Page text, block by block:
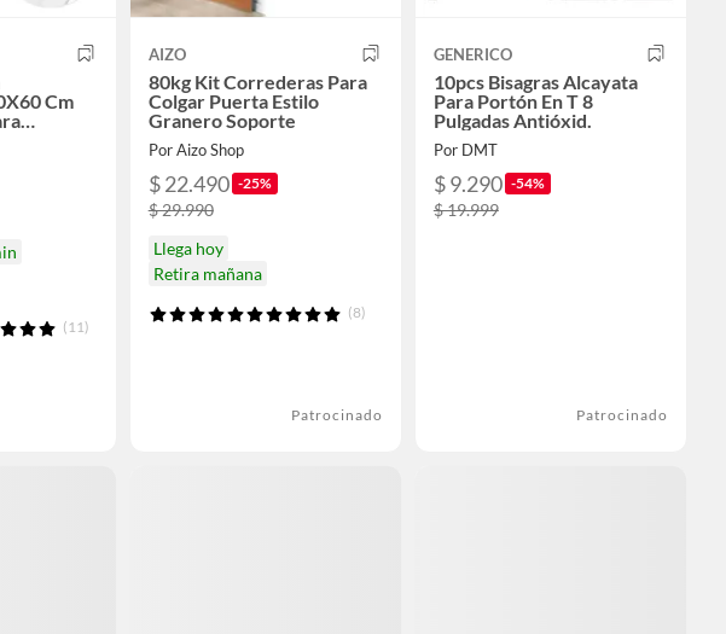
Cm
(11)
AIZO
80kg Kit Correderas Para
Colgar Puerta Estilo
Granero Soporte
Por Aizo Shop
$ 22.490 -25%
$ 29.990
Llega hoy
Retira mañana
(8)
Patrocinado
GENERICO
10pcs Bisagras Alcayata
Para Portón En T 8
Pulgadas Antióxid.
Por DMT
$ 9.290 -54%
$ 19.999
Patrocinado